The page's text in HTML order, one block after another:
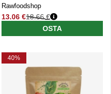
Rawfoodshop
13.06 €
Normaali hinta
18.66 €
OSTA
40%